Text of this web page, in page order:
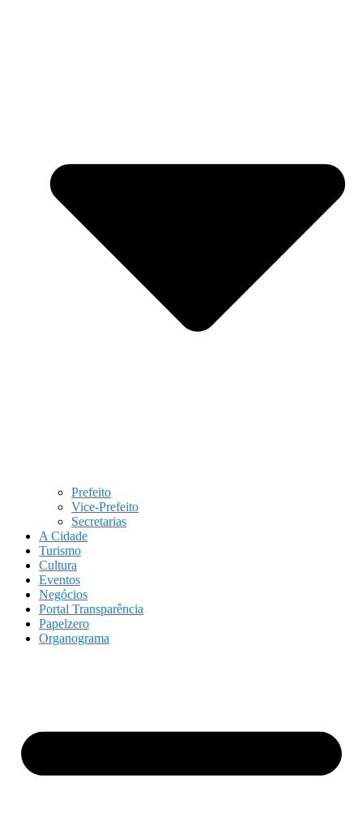
Prefeito
Vice-Prefeito
Secretarias
A Cidade
Turismo
Cultura
Eventos
Negócios
Portal Transparência
Papelzero
Organograma